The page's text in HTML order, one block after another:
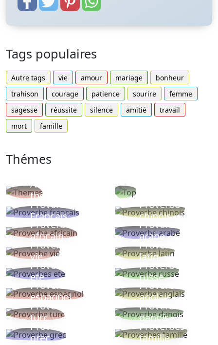
Tags populaires
Autre tags vie amour mariage
bonheur
trahison
courage patience sourire
femme
sagesse
réussite silence amitié
travail
mort
famille
Thémes
Autres
thèmes
Proverbe
Français
Proverbe
chinois
Proverbe
africain
Proverbe
arabe
Proverbe
vie
Proverbe
latin
Proverbes
ete
Proverbe
russe
Proverbe
espagnol
Proverbe
anglais
Proverbe
turc
Proverbe
danois
Proverbe
grec
Proverbes
famille